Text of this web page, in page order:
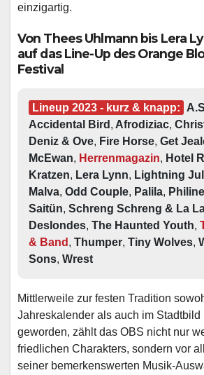
einzigartig.
Von Thees Uhlmann bis Lera
auf das Line-Up des Orange
Festival
Lineup 2023 - kurz & knapp:
Accidental Bird , Afrodiziac,
Deniz & Ove, Fire Horse, Get
McEwan, Herrenmagazin, Hotel
Kratzen, Lera Lynn, Lightning
Malva, Odd Couple, Palila,
Saitün, Schreng Schreng & La
Deslondes, The Haunted Youth,
& Band , Thumper, Tiny Wolves,
Sons, Wrest
Mittlerweile zur festen Tradition
Jahreskalender als auch im Stadtbild
geworden, zählt das OBS nicht nur
friedlichen Charakters, sondern vor
seiner bemerkenswerten Musik-